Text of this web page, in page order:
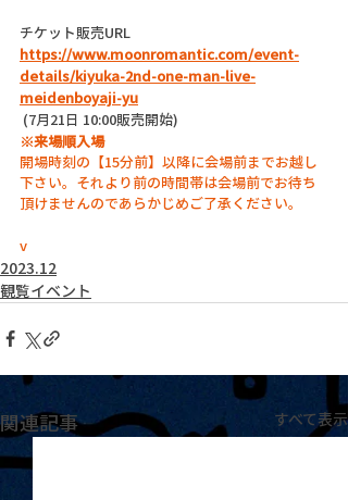
チケット販売URL
https://www.moonromantic.com/event-
details/kiyuka-2nd-one-man-live-
meidenboyaji-yu
(7月21日 10:00販売開始)
※来場順入場
開場時刻の【15分前】以降に会場前までお越し
下さい。それより前の時間帯は会場前でお待ち
頂けませんのであらかじめご了承ください。
v
2023.12
観覧イベント
関連記事 すべて表示